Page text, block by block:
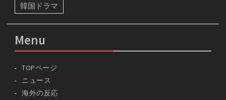
韓国ドラマ
Menu
TOPページ
ニュース
海外の反応